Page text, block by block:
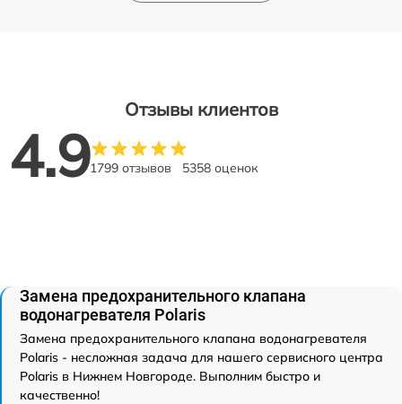
Отзывы клиентов
4.91799 отзывов 5358 оценок
Замена предохранительного клапана
водонагревателя Polaris
Замена предохранительного клапана водонагревателя
Polaris - несложная задача для нашего сервисного центра
Polaris в Нижнем Новгороде. Выполним быстро и
качественно!